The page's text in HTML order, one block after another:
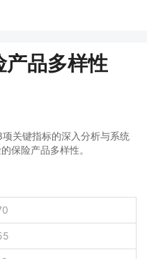
产品多样性
关键指标的深入分析与系统
保险产品多样性。